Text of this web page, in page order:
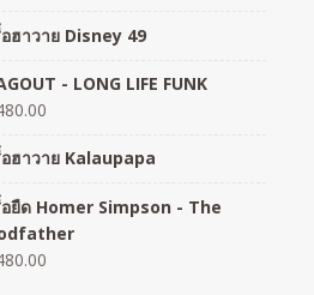
อฮาวาย Disney 49
- LONG LIFE FUNK
อฮาวาย Kalaupapa
อยืด Homer Simpson - The